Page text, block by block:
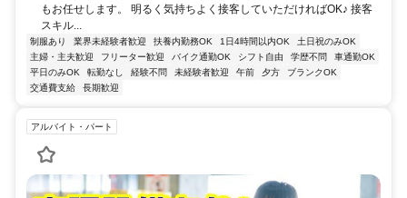
もお任せします。 明るく気持ちよく接客していただければOK♪ 接客
スキル...
制服あり 業界未経験者歓迎 扶養内勤務OK 1日4時間以内OK
土日祝のみOK
主婦・主夫歓迎
フリーター歓迎 バイク通勤OK シフト自由 学歴不問
車通勤OK
平日のみOK
転勤なし 経験不問 未経験者歓迎 午前 夕方
ブランクOK
交通費支給
長期歓迎
アルバイト・パート